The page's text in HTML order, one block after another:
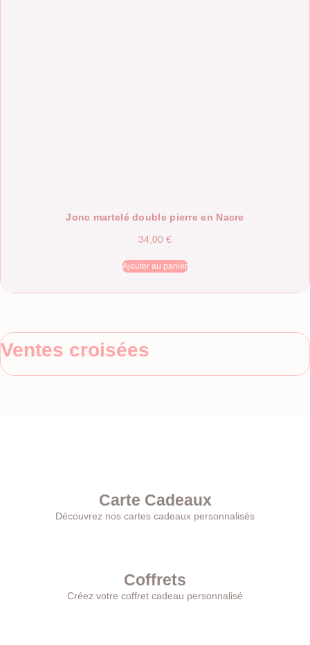
Jonc martelé double pierre en Nacre
34,00 €
Ajouter au panier
Ventes croisées
Carte Cadeaux
Découvrez nos cartes cadeaux personnalisés
Coffrets
Créez votre coffret cadeau personnalisé